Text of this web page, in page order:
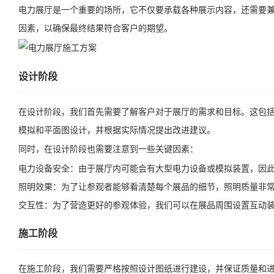
电力展厅是一个重要的场所，它不仅要承载各种展示内容，还需
因素，以确保最终结果符合客户的期望。
设计阶段
在设计阶段，我们首先需要了解客户对于展厅的需求和目标。这
模拟和平面图设计，并根据实际情况提出改进建议。
同时，在设计阶段也需要注意到一些关键因素：
电力设备安全：由于展厅内可能会有大型电力设备或模拟装置，因
照明效果：为了让参观者能够看清楚每个展品的细节，照明质量非
交互性：为了营造更好的参观体验，我们可以在展品周围设置互动
施工阶段
在施工阶段，我们需要严格按照设计图纸进行建设，并保证质量和